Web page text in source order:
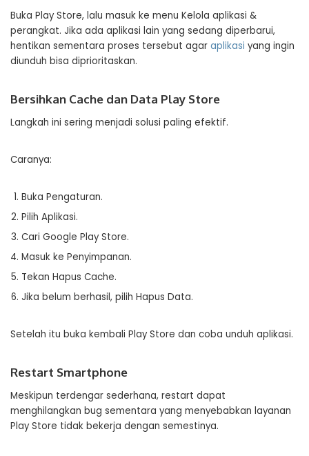
Buka Play Store, lalu masuk ke menu Kelola aplikasi &
perangkat. Jika ada aplikasi lain yang sedang diperbarui,
hentikan sementara proses tersebut agar aplikasi yang ingin
diunduh bisa diprioritaskan.
Bersihkan Cache dan Data Play Store
Langkah ini sering menjadi solusi paling efektif.
Caranya:
Buka Pengaturan.
Pilih Aplikasi.
Cari Google Play Store.
Masuk ke Penyimpanan.
Tekan Hapus Cache.
Jika belum berhasil, pilih Hapus Data.
Setelah itu buka kembali Play Store dan coba unduh aplikasi.
Restart Smartphone
Meskipun terdengar sederhana, restart dapat
menghilangkan bug sementara yang menyebabkan layanan
Play Store tidak bekerja dengan semestinya.